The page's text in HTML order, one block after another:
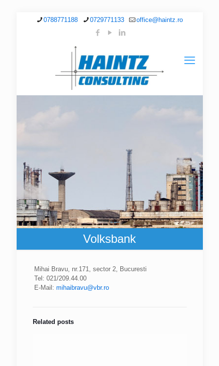
0788771188 0729771133 office@haintz.ro
Volksbank
Mihai Bravu, nr.171, sector 2, Bucuresti
Tel: 021/209.44.00
E-Mail: mihaibravu@vbr.ro
Related posts